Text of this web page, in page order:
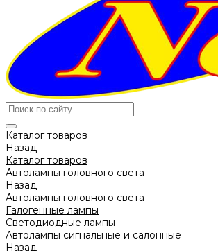
Каталог товаров
Назад
Каталог товаров
Автолампы головного света
Назад
Автолампы головного света
Галогенные лампы
Светодиодные лампы
Автолампы сигнальные и салонные
Назад